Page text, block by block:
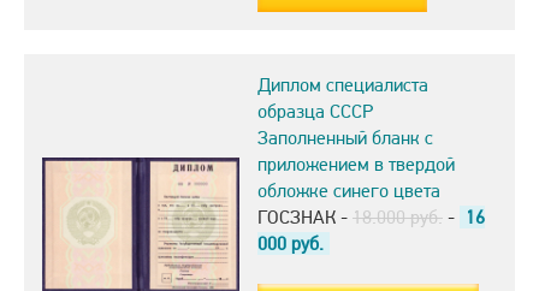
Диплом специалиста
образца СССР
Заполненный бланк с
приложением в твердой
обложке синего цвета
ГОСЗНАК - 18.000 руб. - 16
000 руб.